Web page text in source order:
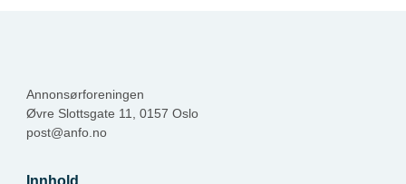
Annonsørforeningen
Øvre Slottsgate 11, 0157 Oslo
post@anfo.no
Innhold